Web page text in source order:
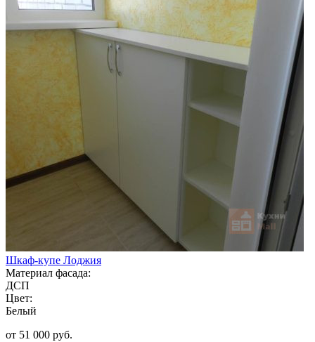
Шкаф-купе Лоджия
Материал фасада:
ДСП
Цвет:
Белый
от 51 000 руб.